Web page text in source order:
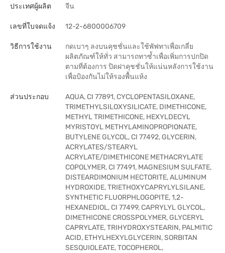
ประเทศผู้ผลิต จีน
เลขที่ใบจดแจ้ง 12-2-6800006709
วิธีการใช้งาน
กดเบาๆ ลงบนคุชชั่นและใช้พัฟทาเพื่อเกลี่ย
ผลิตภัณฑ์ให้ทั่ว สามารถทาซ้ำเพื่อเพิ่มการปกปิด
ตามที่ต้องการ ปิดฝาคุชชั่นให้แน่นหลังการใช้งาน
เพื่อป้องกันไม่ให้รองพื้นแห้ง
ส่วนประกอบ
AQUA, CI 77891, CYCLOPENTASILOXANE,
TRIMETHYLSILOXYSILICATE, DIMETHICONE,
METHYL TRIMETHICONE, HEXYLDECYL
MYRISTOYL METHYLAMINOPROPIONATE,
BUTYLENE GLYCOL, CI 77492, GLYCERIN,
ACRYLATES/STEARYL
ACRYLATE/DIMETHICONE METHACRYLATE
COPOLYMER, CI 77491, MAGNESIUM SULFATE,
DISTEARDIMONIUM HECTORITE, ALUMINUM
HYDROXIDE, TRIETHOXYCAPRYLYLSILANE,
SYNTHETIC FLUORPHLOGOPITE, 1,2-
HEXANEDIOL, CI 77499, CAPRYLYL GLYCOL,
DIMETHICONE CROSSPOLYMER, GLYCERYL
CAPRYLATE, TRIHYDROXYSTEARIN, PALMITIC
ACID, ETHYLHEXYLGLYCERIN, SORBITAN
SESQUIOLEATE, TOCOPHEROL,